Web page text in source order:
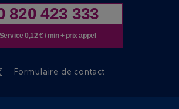
820 423 333
Service 0,12 € / min + prix appel
Formulaire de contact